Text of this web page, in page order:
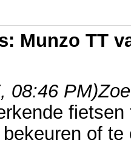
Munzo TT
08:46 PM)
of